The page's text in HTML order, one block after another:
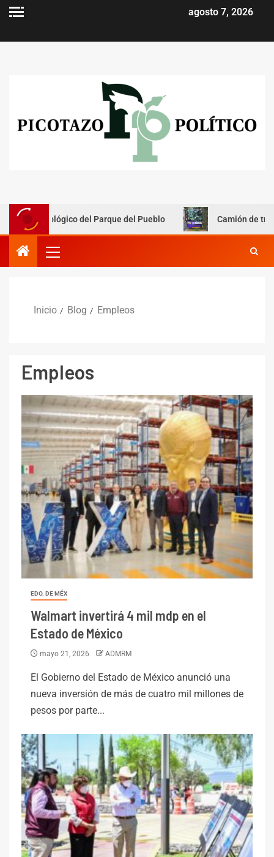
agosto 7, 2026
del Parque del Pueblo Camión de transporte
Inicio Blog Empleos
Empleos
EDO. DE MÉX
Walmart invertirá 4 mil mdp en el
Estado de México
mayo 21, 2026 ADMRM
El Gobierno del Estado de México anunció una
nueva inversión de más de cuatro mil millones de
pesos por parte...